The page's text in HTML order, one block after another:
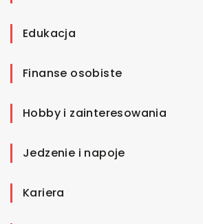
Edukacja
Finanse osobiste
Hobby i zainteresowania
Jedzenie i napoje
Kariera